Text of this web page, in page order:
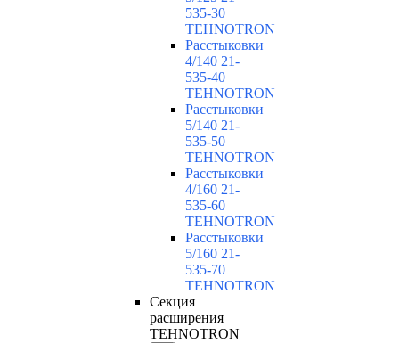
535-30
TEHNOTRON
Расстыковки
4/140 21-
535-40
TEHNOTRON
Расстыковки
5/140 21-
535-50
TEHNOTRON
Расстыковки
4/160 21-
535-60
TEHNOTRON
Расстыковки
5/160 21-
535-70
TEHNOTRON
Секция
расширения
TEHNOTRON